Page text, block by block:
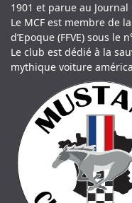
1901 et parue au
Le MCF est membre de
d’Epoque (FFVE) sous le
Le club est dédié à la
mythique voiture